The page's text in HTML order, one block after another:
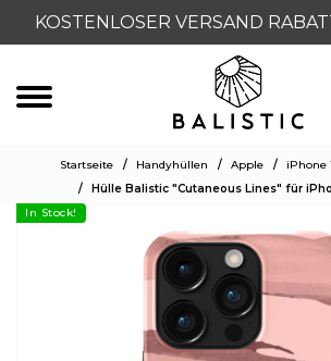
KOSTENLOSER VERSAND
Startseite / Handyhüllen / Apple /
iPhone
/
Hülle Balistic "Cutaneous Lines" für
In Stock!